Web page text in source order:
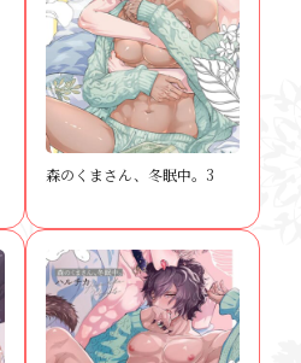
森のくまさん、冬眠中。3